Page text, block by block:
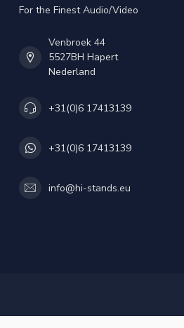
For the Finest Audio/Video
Venbroek 44
5527BH Hapert
Nederland
+31(0)6 17413139
+31(0)6 17413139
info@hi-stands.eu